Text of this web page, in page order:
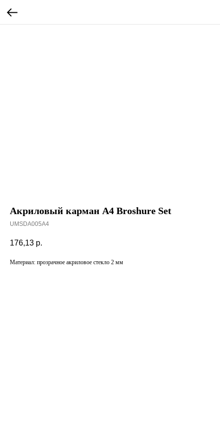
Акриловый карман А4 Broshure Set
UMSDA005A4
176,13 р.
Материал: прозрачное акриловое стекло 2 мм